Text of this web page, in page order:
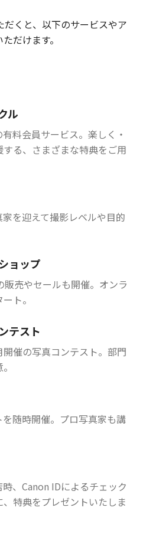
だくと、以下のサービスやア
だけます。
ル
料会員サービス。楽しく・
る、さまざまな特典をご用
を迎えて撮影レベルや目的
ョップ
売やセールも開催。オンラ
ト。
テスト
催の写真コンテスト。部門
随時開催。プロ写真家も講
、Canon IDによるチェック
特典をプレゼントいたしま